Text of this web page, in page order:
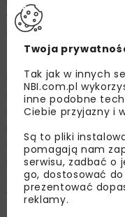
względem sumy
niż niebezpieczne –
28 mln zł do 44,7 mln
Największy udział
ma rekultywacja,
m.in. odkażaniem
miesięcy wcześniej
przedsiębiorstwa
odpady
wynosił tu ok. 13 proc.
Twoja
Tak jak w innych
NBI.com.pl
inne podobne
Ciebie przyjazny i
Są to pliki
pomagają nam
serwisu, zadbać o
go, dostosować
prezentować
reklamy.